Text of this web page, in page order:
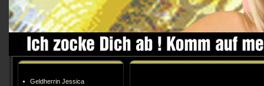
Geldherrin Jessica